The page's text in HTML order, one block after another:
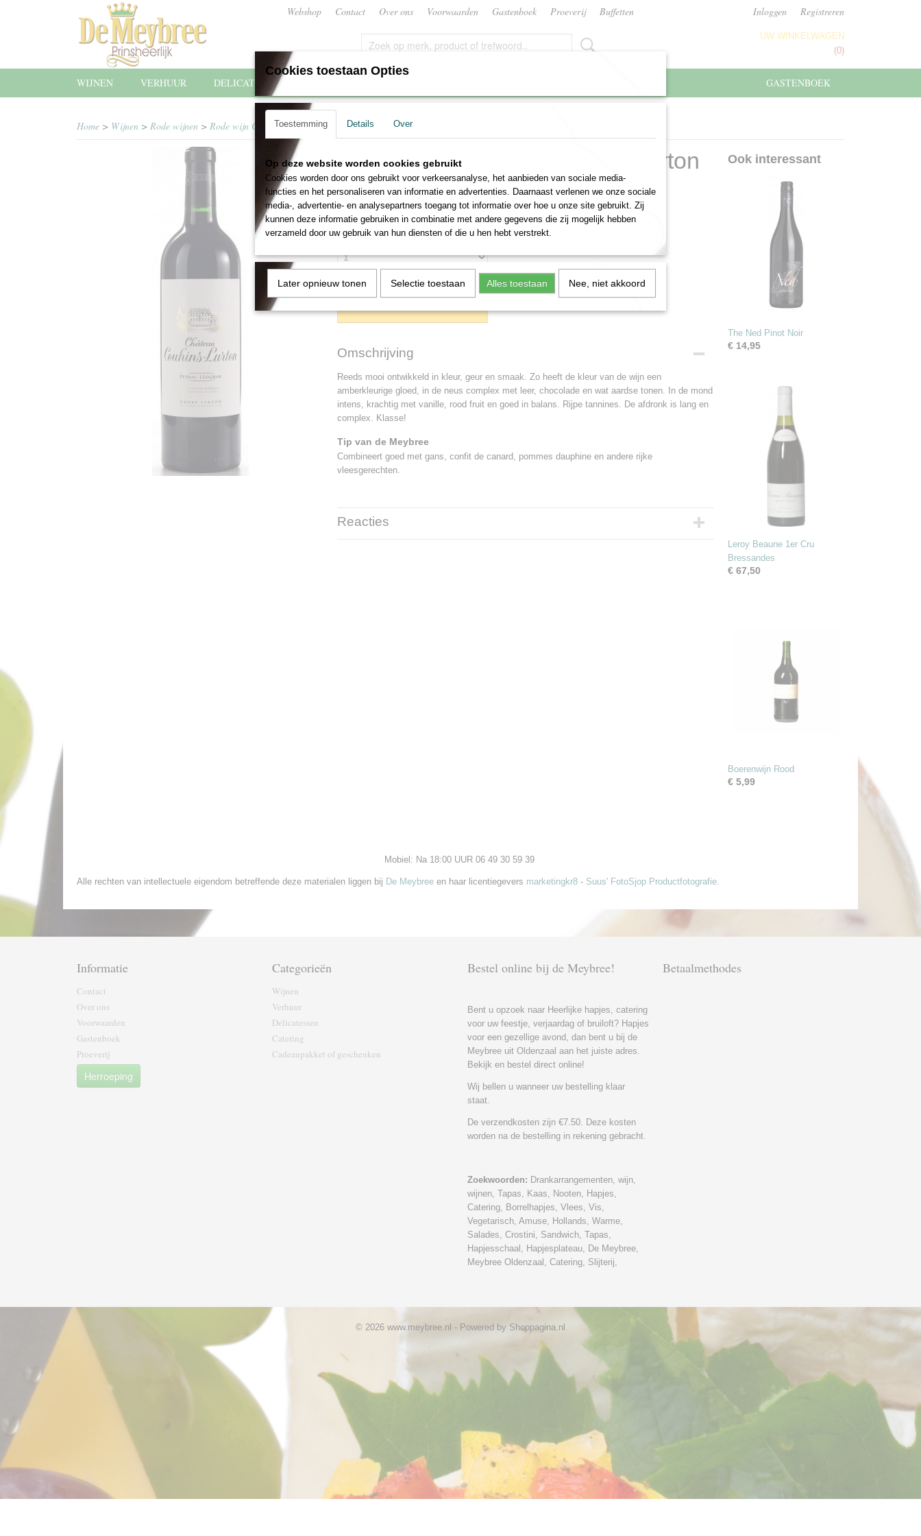
Webshop Contact Over ons Voorwaarden Gastenboek Proeverij Buffetten Inloggen Registreren
UW WINKELWAGEN
(0)
GASTENBOEK
WIJNEN VERHUUR DELICATESSEN
Home > Wijnen > Rode wijnen > Rode wijn Château Couhins Lurton
Rode wijn Château Couhins Lurton
€ 34,50 (inclusief btw 21%)
Op voorraad
Aantal
Omschrijving
Reeds mooi ontwikkeld in kleur, geur en smaak. Zo heeft de kleur van de wijn een
amberkleurige gloed, in de neus complex met leer, chocolade en wat aardse tonen. In de mond
intens, krachtig met vanille, rood fruit en goed in balans. Rijpe tannines. De afdronk is lang en
complex. Klasse!
Tip van de Meybree
Combineert goed met gans, confit de canard, pommes dauphine en andere rijke
vleesgerechten.
Reacties
Ook interessant
The Ned Pinot Noir
€ 14,95
Leroy Beaune 1er Cru
Bressandes
€ 67,50
Boerenwijn Rood
€ 5,99
Mobiel: Na 18:00 UUR 06 49 30 59 39
Alle rechten van intellectuele eigendom betreffende deze materialen liggen bij De Meybree en haar licentiegevers marketingkr8 - Suus' FotoSjop Productfotografie.
Informatie
Contact
Over ons
Voorwaarden
Gastenboek
Proeverij
Herroeping
Categorieën
Wijnen
Verhuur
Delicatessen
Catering
Cadeaupakket of geschenk‎en
Bestel online bij de Meybree!
Bent u opzoek naar Heerlijke hapjes, catering
voor uw feestje, verjaardag of bruiloft? Hapjes
voor een gezellige avond, dan bent u bij de
Meybree uit Oldenzaal aan het juiste adres.
Bekijk en bestel direct online!
Wij bellen u wanneer uw bestelling klaar
staat.
De verzendkosten zijn €7.50. Deze kosten
worden na de bestelling in rekening gebracht.
Zoekwoorden: Drankarrangementen, wijn,
wijnen, Tapas, Kaas, Nooten, Hapjes,
Catering, Borrelhapjes, Vlees, Vis,
Vegetarisch, Amuse, Hollands, Warme,
Salades, Crostini, Sandwich, Tapas,
Hapjesschaal, Hapjesplateau, De Meybree,
Meybree Oldenzaal, Catering, Slijterij,
Betaalmethodes
© 2026 www.meybree.nl - Powered by Shoppagina.nl
Cookies toestaan Opties
Toestemming Details Over
Op deze website worden cookies gebruikt
Cookies worden door ons gebruikt voor verkeersanalyse, het aanbieden van sociale media-
functies en het personaliseren van informatie en advertenties. Daarnaast verlenen we onze sociale
media-, advertentie- en analysepartners toegang tot informatie over hoe u onze site gebruikt. Zij
kunnen deze informatie gebruiken in combinatie met andere gegevens die zij mogelijk hebben
verzameld door uw gebruik van hun diensten of die u hen hebt verstrekt.
Later opnieuw tonen Selectie toestaan Alles toestaan Nee, niet akkoord